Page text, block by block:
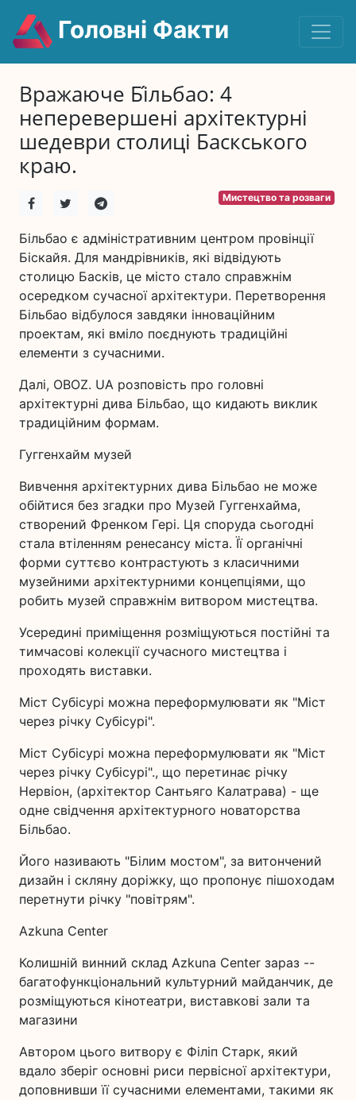
Головні Факти
Вражаюче Бі́льбао: 4
неперевершені архітектурні
шедеври столиці Баскського
краю.
Мистецтво та розваги
Більбао є адміністративним центром провінції
Біскайя. Для мандрівників, які відвідують
столицю Басків, це місто стало справжнім
осередком сучасної архітектури. Перетворення
Більбао відбулося завдяки інноваційним
проектам, які вміло поєднують традиційні
елементи з сучасними.
Далі, OBOZ. UA розповість про головні
архітектурні дива Більбао, що кидають виклик
традиційним формам.
Гуггенхайм музей
Вивчення архітектурних дива Більбао не може
обійтися без згадки про Музей Гуггенхайма,
створений Френком Гері. Ця споруда сьогодні
стала втіленням ренесансу міста. Її органічні
форми суттєво контрастують з класичними
музейними архітектурними концепціями, що
робить музей справжнім витвором мистецтва.
Усередині приміщення розміщуються постійні та
тимчасові колекції сучасного мистецтва і
проходять виставки.
Міст Субісурі можна переформулювати як "Міст
через річку Субісурі".
Міст Субісурі можна переформулювати як "Міст
через річку Субісурі"., що перетинає річку
Нервіон, (архітектор Сантьяго Калатрава) - ще
одне свідчення архітектурного новаторства
Більбао.
Його називають "Білим мостом", за витончений
дизайн і скляну доріжку, що пропонує пішоходам
перетнути річку "повітрям".
Azkuna Center
Колишній винний склад Azkuna Center зараз --
багатофункціональний культурний майданчик, де
розміщуються кінотеатри, виставкові зали та
магазини
Автором цього витвору є Філіп Старк, який
вдало зберіг основні риси первісної архітектури,
доповнивши її сучасними елементами, такими як